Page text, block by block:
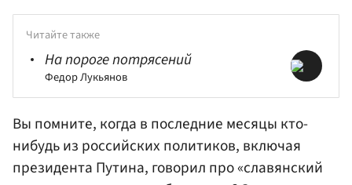
Читайте также
На пороге потрясений
Федор Лукьянов
Вы помните, когда в последние месяцы кто-
нибудь из российских политиков, включая
президента Путина, говорил про «славянский